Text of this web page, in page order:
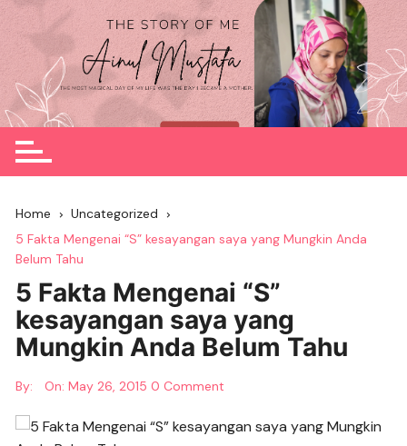
Skip
to
content
Home
Uncategorized
5 Fakta Mengenai “S” kesayangan saya yang Mungkin Anda
Belum Tahu
5 Fakta Mengenai “S”
kesayangan saya yang
Mungkin Anda Belum Tahu
By: On:May 26, 2015 0 Comment